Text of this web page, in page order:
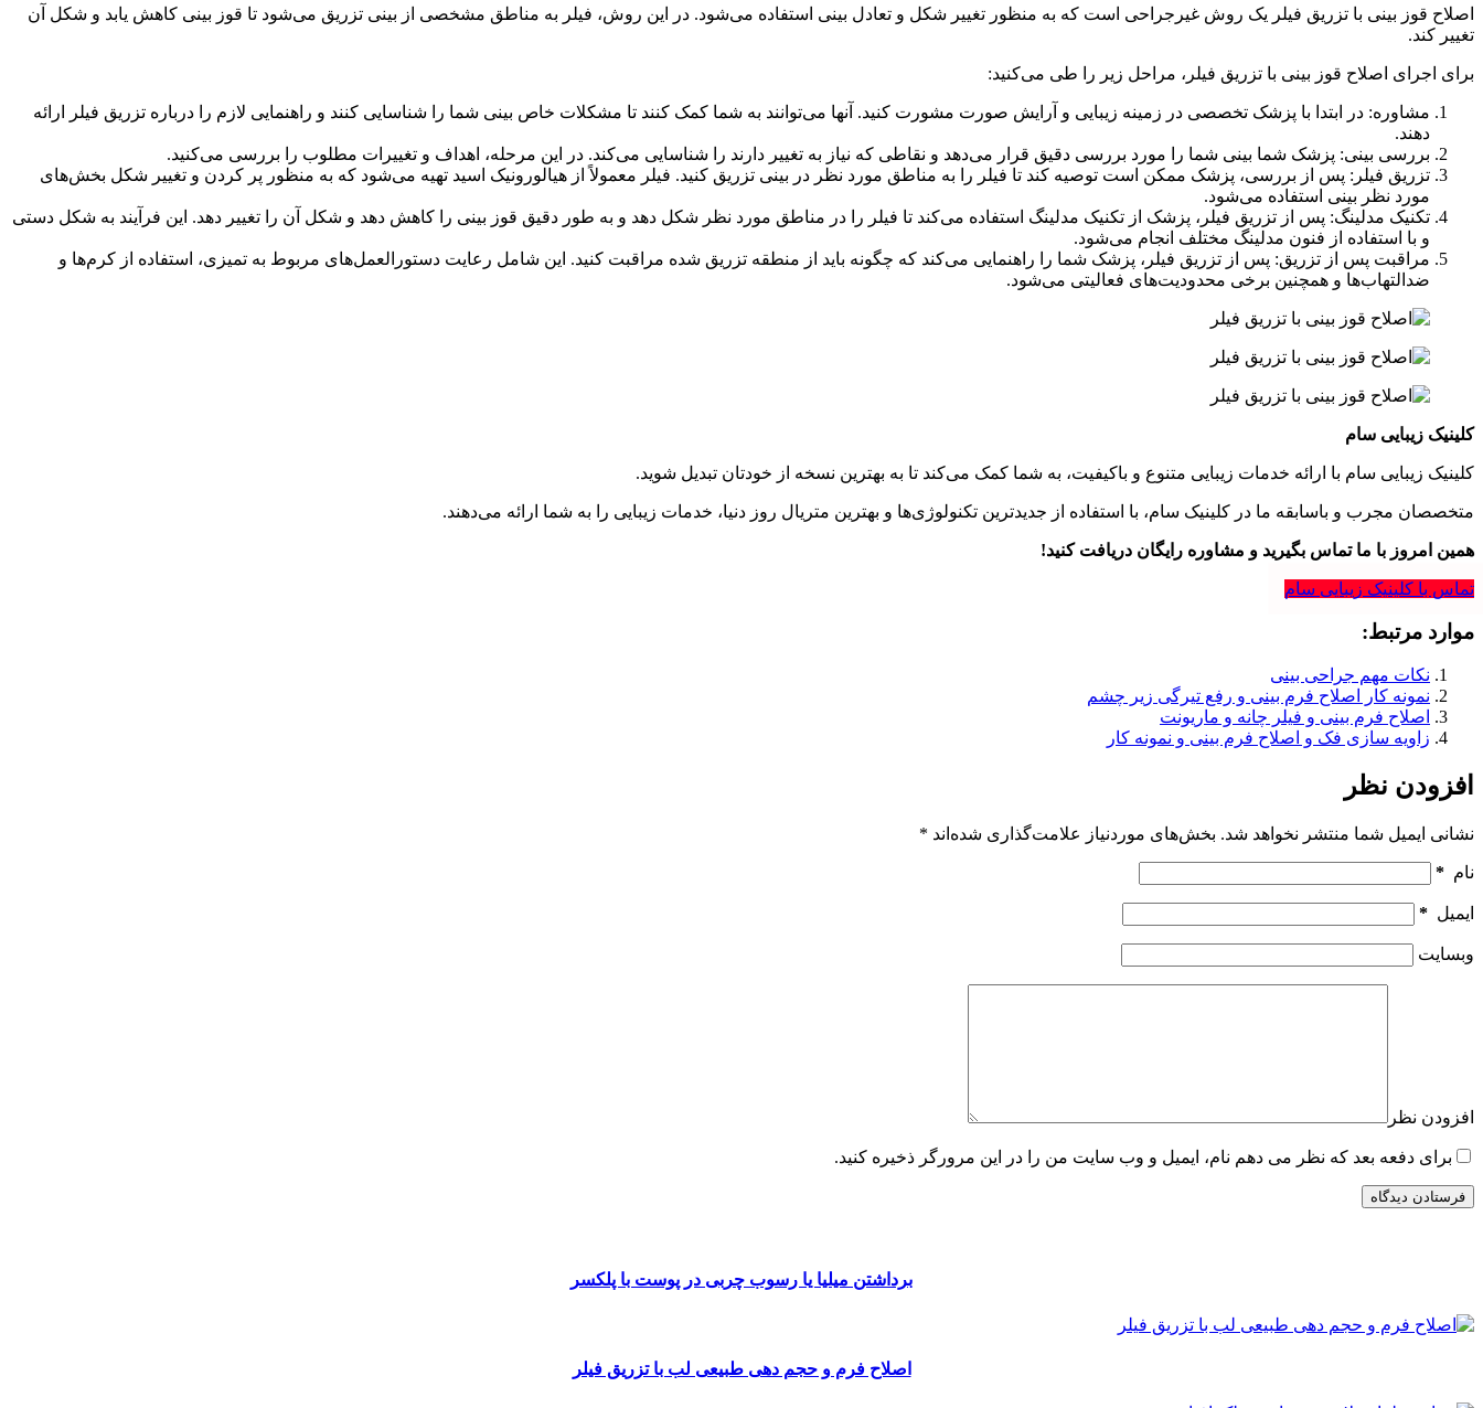
اصلاح قوز بینی با تزریق فیلر یک روش غیرجراحی است که به منظور تغییر شکل و تعادل بینی استفاده می‌شود. در این روش، فیلر به مناطق مشخصی از بینی تزریق می‌شود تا قوز بینی کاهش یابد و شکل آن
تغییر کند.
برای اجرای اصلاح قوز بینی با تزریق فیلر، مراحل زیر را طی می‌کنید:
مشاوره: در ابتدا با پزشک تخصصی در زمینه زیبایی و آرایش صورت مشورت کنید. آنها می‌توانند به شما کمک کنند تا مشکلات خاص بینی شما را شناسایی کنند و راهنمایی لازم را درباره تزریق فیلر ارائه
دهند.
بررسی بینی: پزشک شما بینی شما را مورد بررسی دقیق قرار می‌دهد و نقاطی که نیاز به تغییر دارند را شناسایی می‌کند. در این مرحله، اهداف و تغییرات مطلوب را بررسی می‌کنید.
تزریق فیلر: پس از بررسی، پزشک ممکن است توصیه کند تا فیلر را به مناطق مورد نظر در بینی تزریق کنید. فیلر معمولاً از هیالورونیک اسید تهیه می‌شود که به منظور پر کردن و تغییر شکل بخش‌های
مورد نظر بینی استفاده می‌شود.
تکنیک مدلینگ: پس از تزریق فیلر، پزشک از تکنیک مدلینگ استفاده می‌کند تا فیلر را در مناطق مورد نظر شکل دهد و به طور دقیق قوز بینی را کاهش دهد و شکل آن را تغییر دهد. این فرآیند به شکل دستی
و با استفاده از فنون مدلینگ مختلف انجام می‌شود.
مراقبت پس از تزریق: پس از تزریق فیلر، پزشک شما را راهنمایی می‌کند که چگونه باید از منطقه تزریق شده مراقبت کنید. این شامل رعایت دستورالعمل‌های مربوط به تمیزی، استفاده از کرم‌ها و
ضدالتهاب‌ها و همچنین برخی محدودیت‌های فعالیتی می‌شود.
کلینیک زیبایی سام
کلینیک زیبایی سام با ارائه خدمات زیبایی متنوع و باکیفیت، به شما کمک می‌کند تا به بهترین نسخه از خودتان تبدیل شوید.
متخصصان مجرب و باسابقه ما در کلینیک سام، با استفاده از جدیدترین تکنولوژی‌ها و بهترین متریال روز دنیا، خدمات زیبایی را به شما ارائه می‌دهند.
همین امروز با ما تماس بگیرید و مشاوره رایگان دریافت کنید!
تماس با کلینیک زیبایی سام
موارد مرتبط:
نکات مهم جراحی بینی
نمونه کار اصلاح فرم بینی و رفع تیرگی زیر چشم
اصلاح فرم بینی و فیلر چانه و ماریونت
زاویه سازی فک و اصلاح فرم بینی و نمونه کار
افزودن نظر
نشانی ایمیل شما منتشر نخواهد شد. بخش‌های موردنیاز علامت‌گذاری شده‌اند *
نام *
ایمیل *
وبسایت
افزودن نظر
برای دفعه بعد که نظر می دهم نام، ایمیل و وب سایت من را در این مرورگر ذخیره کنید.
فرستادن دیدگاه
برداشتن میلیا یا رسوب چربی در پوست با پلکسر
اصلاح فرم و حجم دهی طبیعی لب با تزریق فیلر